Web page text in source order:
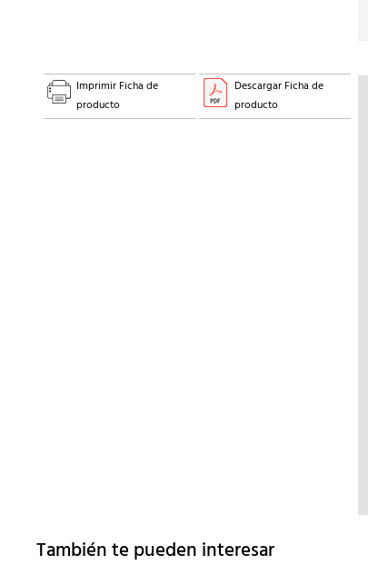
Imprimir Ficha de
producto
Descargar Ficha de
producto
También te pueden interesar